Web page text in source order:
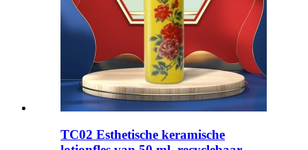
TC02 Esthetische keramische